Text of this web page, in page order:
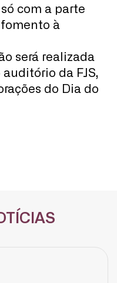
com a parte
à
será realizada
da FJS,
do Dia do